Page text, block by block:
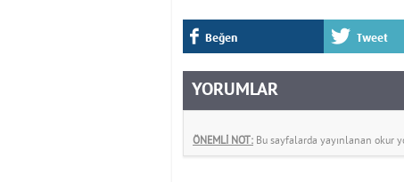
Beğen Tweet
YORUMLAR
ÖNEMLİ NOT: Bu sayfalarda yayınlanan okur